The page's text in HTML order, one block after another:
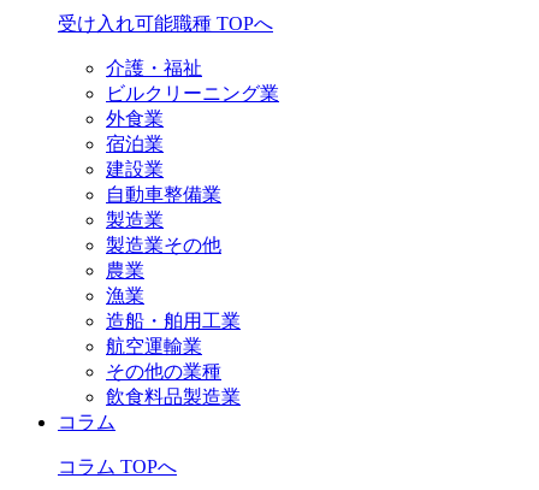
受け入れ可能職種 TOPへ
介護・福祉
ビルクリーニング業
外食業
宿泊業
建設業
自動車整備業
製造業
製造業その他
農業
漁業
造船・舶用工業
航空運輸業
その他の業種
飲食料品製造業
コラム
コラム TOPへ